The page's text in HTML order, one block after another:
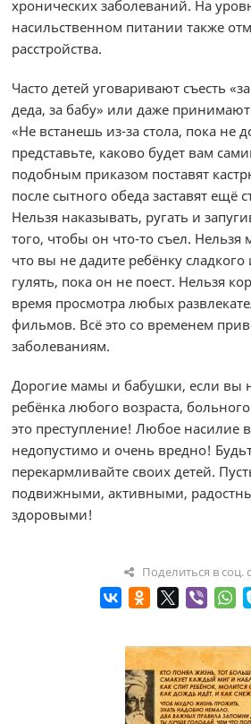
хронических заболеваний. На
насильственном питании также
расстройства.
Часто детей уговаривают съесть
деда, за бабу» или даже
«Не встанешь из-за стола, пока не
представьте, каково будет вам
подобным приказом поставят
после сытного обеда заставят ещё
Нельзя наказывать, ругать и
того, чтобы он что-то съел. Нельзя
что вы не дадите ребёнку сладкого
гулять, пока он не поест. Нельзя
время просмотра любых
фильмов. Всё это со временем
заболеваниям.
Дорогие мамы и бабушки, если вы
ребёнка любого возраста,
это преступление! Любое насилие
недопустимо и очень вредно!
перекармливайте своих детей.
подвижными, активными,
здоровыми!
Поделиться в соц.